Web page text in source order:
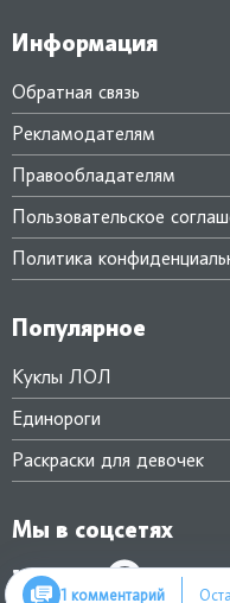
1 комментарий
Информация
Обратная связь
Рекламодателям
Правообладателям
Пользовательское
Политика
Популярное
Куклы ЛОЛ
Единороги
Раскраски для девочек
Мы в соцсетях